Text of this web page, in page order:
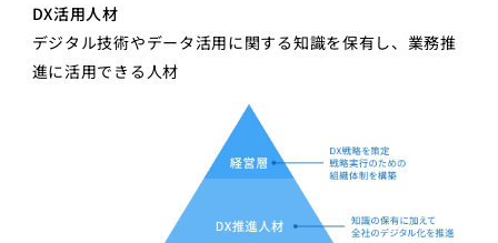
DX活用人材
デジタル技術やデータ活用に関する知識を保有し、業務推
進に活用できる人材